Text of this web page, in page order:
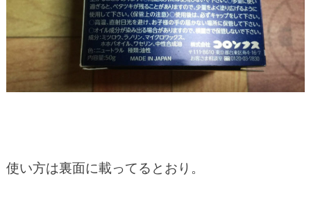
使い方は裏面に載ってるとおり。